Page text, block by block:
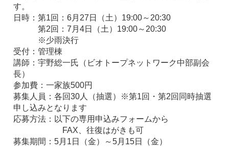
す。
日時：第1回：6月27日（土）19:00～20:30
第2回：7月4日（土）19:00～20:30
※少雨決行
受付：管理棟
講師：宇野総一氏（ビオトープネットワーク中部副会
長）
参加費：一家族500円
募集人員：各回30人（抽選）※第1回・第2回同時抽選
申し込みとなります
応募方法：以下の専用申込みフォームから
FAX、往復はがきも可
募集期間：5月1日（金）～5月15日（金）